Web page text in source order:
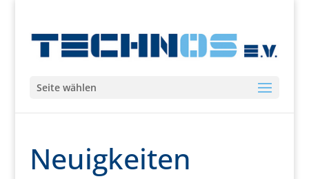
Seite wählen
Neuigkeiten